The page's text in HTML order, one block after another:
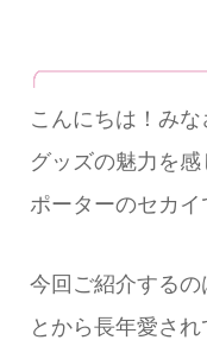
こんにちは！み
グッズの魅力を
ポーターのセカイ
今回ご紹介する
とから長年愛さ